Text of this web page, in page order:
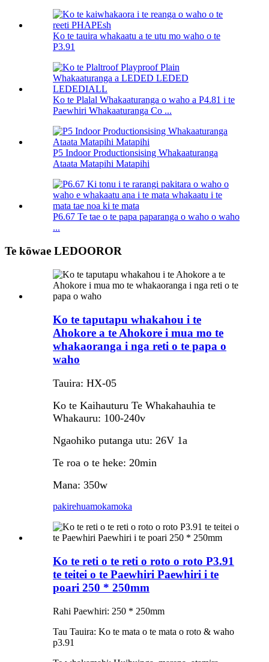
Ko te tauira whakaatu a te utu mo waho o te
P3.91
Ko te Plalal Whakaaturanga o waho a P4.81 i te
Paewhiri Whakaaturanga Co ...
P5 Indoor Productionsising Whakaaturanga
Ataata Matapihi Matapihi
P6.67 Te tae o te papa paparanga o waho o waho
...
Te kōwae LEDOOROR
Ko te taputapu whakahou i te
Ahokore a te Ahokore i mua mo te
whakaoranga i nga reti o te papa o
waho
Tauira: HX-05
Ko te Kaihauturu Te Whakahauhia te
Whakauru: 100-240v
Ngaohiko putanga utu: 26V 1a
Te roa o te heke: 20min
Mana: 350w
pakirehuamokamoka
Ko te reti o te reti o roto o roto P3.91
te teitei o te Paewhiri Paewhiri i te
poari 250 * 250mm
Rahi Paewhiri: 250 * 250mm
Tau Tauira: Ko te mata o te mata o roto & waho
p3.91